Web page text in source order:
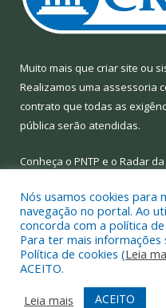
Muito mais que criar site ou
Realizamos uma assessoria
contrato que todas as
pública serão atendidas.
Conheça o PNTP e o Radar
Todos os direitos
Mapa do Site
Acessar
Nós usamos cookies para
navegação no portal. Ao
concorda com a política
Para ter mais
Política de cookies (Leia
ACEITO.
Leia mais
ACEITO